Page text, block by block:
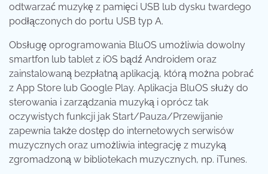
odtwarzać muzykę z pamięci USB lub dysku twardego
podłączonych do portu USB typ A.
Obsługę oprogramowania BluOS umożliwia dowolny
smartfon lub tablet z iOS bądź Androidem oraz
zainstalowaną bezpłatną aplikacją, którą można pobrać
z App Store lub Google Play. Aplikacja BluOS służy do
sterowania i zarządzania muzyką i oprócz tak
oczywistych funkcji jak Start/Pauza/Przewijanie
zapewnia także dostęp do internetowych serwisów
muzycznych oraz umożliwia integrację z muzyką
zgromadzoną w bibliotekach muzycznych, np. iTunes.